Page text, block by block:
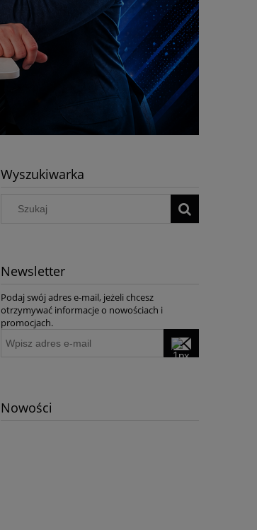
Wyszukiwarka
Newsletter
Podaj swój adres e-mail, jeżeli chcesz
otrzymywać informacje o nowościach i
promocjach.
Nowości